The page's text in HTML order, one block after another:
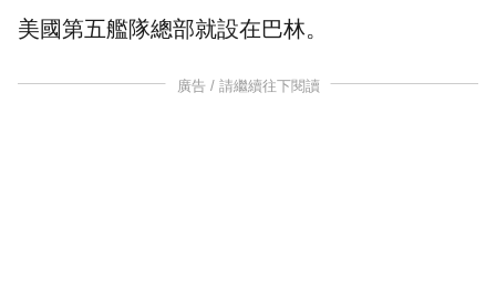
美國第五艦隊總部就設在巴林。
廣告 / 請繼續往下閱讀